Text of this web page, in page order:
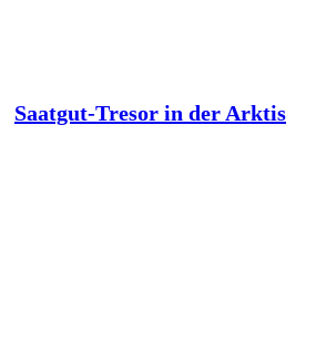
Saatgut-Tresor in der Arktis